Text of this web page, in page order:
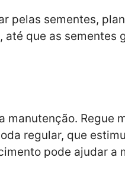
pelas sementes,
que as sementes
Regue
regular, que
pode ajudar a